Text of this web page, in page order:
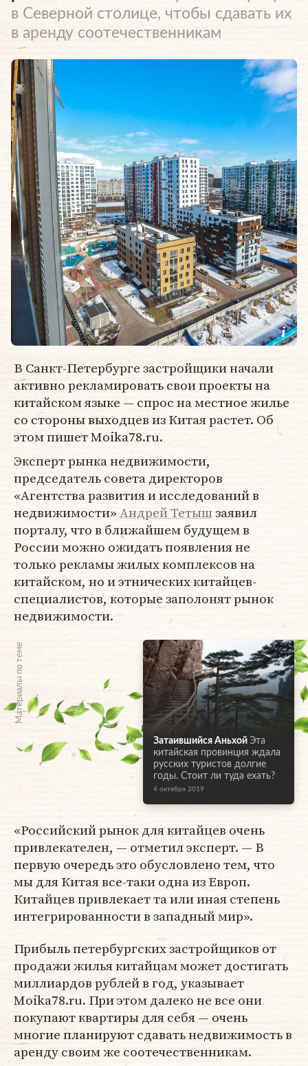
в Северной столице, чтобы сдавать их
в аренду соотечественникам
В Санкт-Петербурге застройщики начали
активно рекламировать свои проекты на
китайском языке — спрос на местное жилье
со стороны выходцев из Китая растет. Об
этом пишет Moika78.ru.
Эксперт рынка недвижимости,
председатель совета директоров
«Агентства развития и исследований в
недвижимости»Андрей Тетышзаявил
порталу, что в ближайшем будущем в
России можно ожидать появления не
только рекламы жилых комплексов на
китайском, но и этнических китайцев-
специалистов, которые заполонят рынок
недвижимости.
Материалы по теме
Затаившийся Аньхой Эта
китайская провинция ждала
русских туристов долгие
годы. Стоит ли туда ехать?
4 октября 2019
«Российский рынок для китайцев очень
привлекателен, — отметил эксперт. — В
первую очередь это обусловлено тем, что
мы для Китая все-таки одна из Европ.
Китайцев привлекает та или иная степень
интегрированности в западный мир».
Прибыль петербургских застройщиков от
продажи жилья китайцам может достигать
миллиардов рублей в год, указывает
Moika78.ru. При этом далеко не все они
покупают квартиры для себя — очень
многие планируют сдавать недвижимость в
аренду своим же соотечественникам.